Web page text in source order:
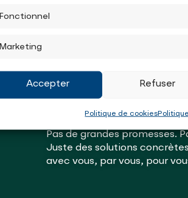
Fonctionnel
Marketing
Accepter Refuser
Politique de cookies
Parce que rien ne changera
Nous, Les Essentiels,
sens au cœur des décisions.
Nous voulons une France
Pas de grandes promesses.
Juste des solutions
avec vous, par vous, pour